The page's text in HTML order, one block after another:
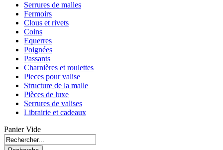
Serrures de malles
Fermoirs
Clous et rivets
Coins
Equerres
Poignées
Passants
Charnières et roulettes
Pieces pour valise
Structure de la malle
Pièces de luxe
Serrures de valises
Librairie et cadeaux
Panier Vide